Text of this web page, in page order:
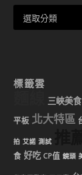
標籤雲
三峽美食
平板 北大特區
拍 艾諾 測試
食 好吃 CP值 鏡頭